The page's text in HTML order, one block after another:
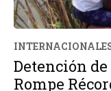
Detención
Rompe